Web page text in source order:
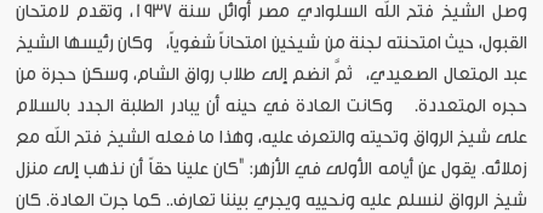
وصل الشيخ فتح الله السلوادي مصر أوائل سنة 1937، وتقدم لامتحان
القبول، حيث امتحنته لجنة من شيخين امتحاناً شفوياً، وكان رئيسها الشيخ
عبد المتعال الصعيدي، ثمَّ انضم إلى طلاب رواق الشام، وسكن حجرة من
حجره المتعددة. وكانت العادة في حينه أن يبادر الطلبة الجدد بالسلام
على شيخ الرواق وتحيته والتعرف عليه، وهذا ما فعله الشيخ فتح الله مع
زملائه. يقول عن أيامه الأولى في الأزهر: "كان علينا حقاً أن نذهب إلى منزل
شيخ الرواق لنسلم عليه ونحييه ويجري بيننا تعارف.. كما جرت العادة. كان